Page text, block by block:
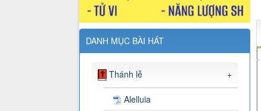
DANH MỤC BÀI HÁT
Thánh lễ +
Alelluia